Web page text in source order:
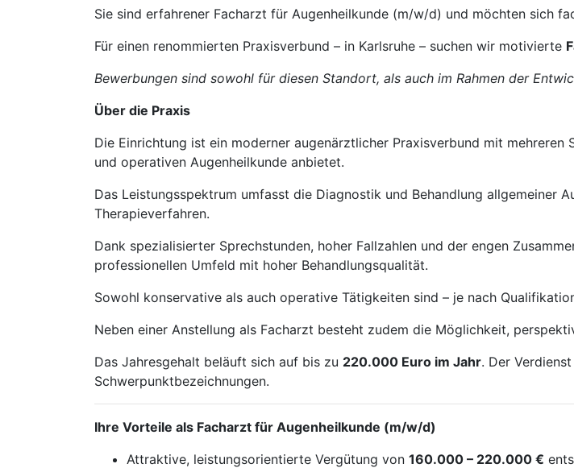
Sie sind erfahrener Facharzt für Augenheilkunde (m/w/d) und möchten sich
Für einen renommierten Praxisverbund – in Karlsruhe – suchen wir motivierte
Bewerbungen sind sowohl für diesen Standort, als auch im Rahmen der
Über die Praxis
Die Einrichtung ist ein moderner augenärztlicher Praxisverbund mit
und operativen Augenheilkunde anbietet.
Das Leistungsspektrum umfasst die Diagnostik und Behandlung allgemeiner
Therapieverfahren.
Dank spezialisierter Sprechstunden, hoher Fallzahlen und der engen
professionellen Umfeld mit hoher Behandlungsqualität.
Sowohl konservative als auch operative Tätigkeiten sind – je nach
Neben einer Anstellung als Facharzt besteht zudem die Möglichkeit,
Das Jahresgehalt beläuft sich auf bis zu 220.000 Euro im Jahr. Der
Schwerpunktbezeichnungen.
Ihre Vorteile als Facharzt für Augenheilkunde (m/w/d)
Attraktive, leistungsorientierte Vergütung von 160.000 – 220.000 €